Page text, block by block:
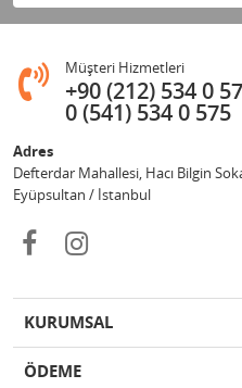
Müşteri Hizmetleri
+90 (212) 534 0
0 (541) 534 0 575
Adres
Defterdar Mahallesi, Hacı Bilgin
Eyüpsultan / İstanbul
KURUMSAL
ÖDEME